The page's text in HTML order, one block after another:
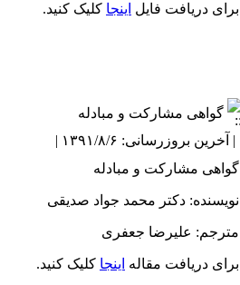
برای دریافت فایل اینجا کلیک کنید.
گواهی مشارکت و مبادله
| آخرین بروزرسانی: ۱۳۹۱/۸/۶ |
گواهی مشارکت و مبادله
نویسنده: دکتر محمد جواد صدیقی
مترجم: علیرضا جعفری
برای دریافت مقاله اینجا کلیک کنید.